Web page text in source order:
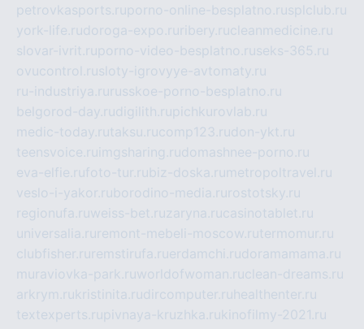
petrovkasports.ruporno-online-besplatno.rusplclub.ru
york-life.rudoroga-expo.ru ribery.rucleanmedicine.ru
slovar-ivrit.ruporno-video-besplatno.ruseks-365.ru
ovucontrol.rusloty-igrovyye-avtomaty.ru
ru-industriya.ru russkoe-porno-besplatno.ru
belgorod-day.rudigilith.rupichkurovlab.ru
medic-today.rutaksu.rucomp123.rudon-ykt.ru
teensvoice.ru imgsharing.rudomashnee-porno.ru
eva-elfie.rufoto-tur.rubiz-doska.ru metropoltravel.ru
veslo-i-yakor.ruborodino-media.ru rostotsky.ru
regionufa.ruweiss-bet.ruzaryna.rucasinotablet.ru
universalia.ru remont-mebeli-moscow.rutermomur.ru
clubfisher.ru remstirufa.ruerdamchi.rudoramamama.ru
muraviovka-park.ruworldofwoman.ruclean-dreams.ru
arkrym.rukristinita.rudircomputer.ru healthenter.ru
textexperts.rupivnaya-kruzhka.rukinofilmy-2021.ru